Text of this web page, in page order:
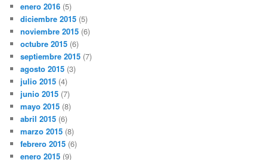
enero 2016 (5)
diciembre 2015 (5)
noviembre 2015 (6)
octubre 2015 (6)
septiembre 2015 (7)
agosto 2015 (3)
julio 2015 (4)
junio 2015 (7)
mayo 2015 (8)
abril 2015 (6)
marzo 2015 (8)
febrero 2015 (6)
enero 2015 (9)